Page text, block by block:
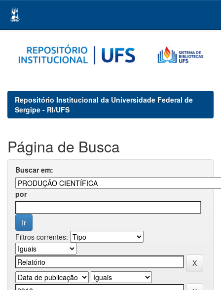
navigation
Repositório Institucional da Universidade Federal de
Sergipe - RI/UFS
Página de Busca
Buscar em:
por
Filtros correntes: